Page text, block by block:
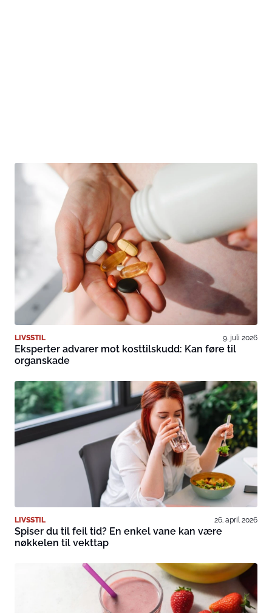
LIVSSTIL 9. juli 2026
Eksperter advarer mot kosttilskudd: Kan føre til
organskade
LIVSSTIL 26. april 2026
Spiser du til feil tid? En enkel vane kan være
nøkkelen til vekttap